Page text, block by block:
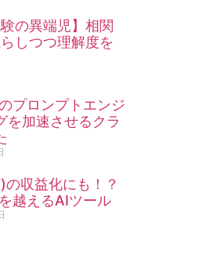
の異端児】相関
しつつ理解度を
プロンプトエンジ
を加速させるクラ
収益化にも！？
越えるAIツール